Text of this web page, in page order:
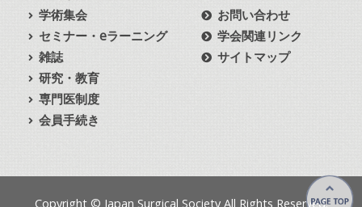
学術集会
セミナー・eラーニング
雑誌
研究・教育
専門医制度
会員手続き
お問い合わせ
学会関連リンク
サイトマップ
Copyright © Japan Surgical Society All Rights Reserved.